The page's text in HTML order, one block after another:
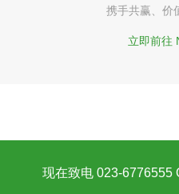
携手共赢、价
立即前往
现在致电 023-6776555